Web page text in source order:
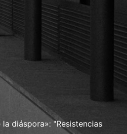
diáspora»: "Resistencias